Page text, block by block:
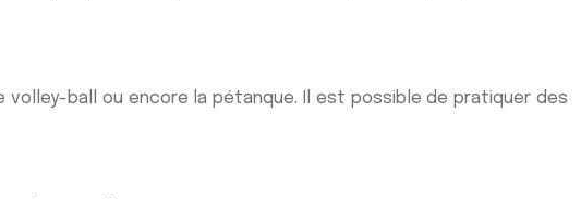
ball ou encore la pétanque. Il est possible de pratiquer des